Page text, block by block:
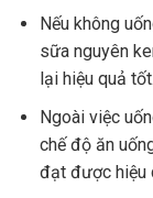
Nếu không
sữa nguyên
lại hiệu quả tốt.
Ngoài việc
chế độ ăn
đạt được hiệu